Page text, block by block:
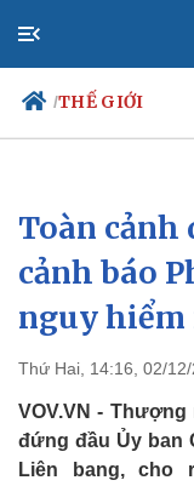
/THẾ GIỚI
Chính trị
Đảng
Tổ chức nhân sự
Quốc hội
Nhận diện sự thật
Toàn cảnh
cảnh báo
nguy
Thứ Hai, 14:16, 02/
VOV.VN -
đứng đầu Ủy ban
Liên bang, cho